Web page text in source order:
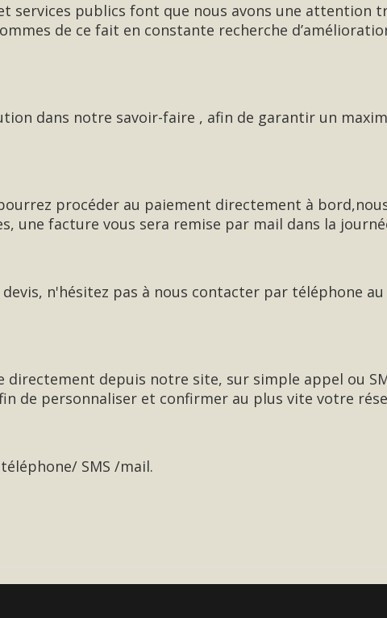
services publics font que nous avons une attention
de ce fait en constante recherche
dans notre savoir-faire , afin de garantir un
procéder au paiement directement à
une facture vous sera remise par mail dans la
n'hésitez pas à nous contacter par téléphone au
depuis notre site, sur simple appel ou
de personnaliser et confirmer au plus vite votre
SMS /mail.